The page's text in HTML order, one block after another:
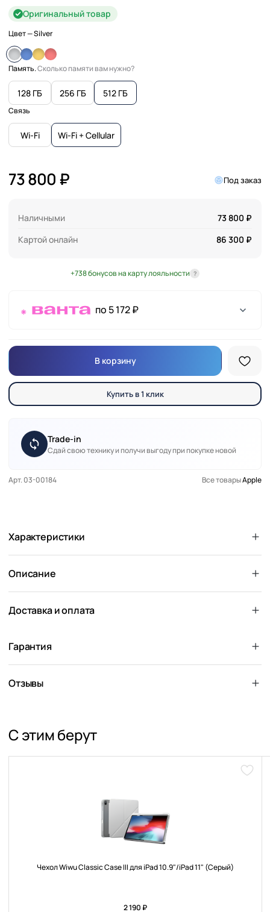
Оригинальный товар
Цвет— Silver
Память.Сколько памяти вам нужно?
128 ГБ 256 ГБ 512 ГБ
Связь
Wi-Fi Wi-Fi + Cellular
73 800 ₽ Под заказ
Наличными
73 800 ₽
Картой онлайн
86 300 ₽
+738 бонусов на карту лояльности ?
по 5 172 ₽
В корзину
Купить в 1 клик
Trade-in
Сдай свою технику и получи выгоду при покупке новой
Арт. 03-00184 Все товарыApple
Характеристики
Описание
Доставка и оплата
Гарантия
Отзывы
С этим берут
Чехол Wiwu Classic Case III для iPad 10.9"/iPad 11" (Серый)
2 190 ₽